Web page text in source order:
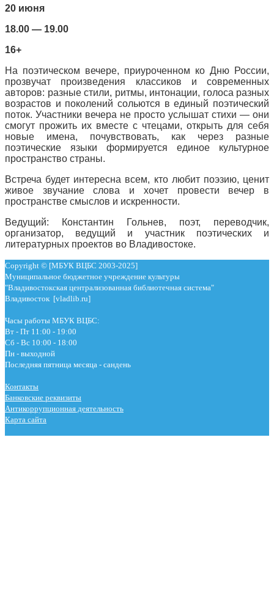
20 июня
18.00 — 19.00
16+
На поэтическом вечере, приуроченном ко Дню России,
прозвучат произведения классиков и современных
авторов: разные стили, ритмы, интонации, голоса разных
возрастов и поколений сольются в единый поэтический
поток. Участники вечера не просто услышат стихи — они
смогут прожить их вместе с чтецами, открыть для себя
новые имена, почувствовать, как через разные
поэтические языки формируется единое культурное
пространство страны.
Встреча будет интересна всем, кто любит поэзию, ценит
живое звучание слова и хочет провести вечер в
пространстве смыслов и искренности.
Ведущий: Константин Гольнев, поэт, переводчик,
организатор, ведущий и участник поэтических и
литературных проектов во Владивостоке.
Copyright © [МБУК ВЦБС 2003-2025]
Муниципальное бюджетное учреждение культуры
"Владивостокская централизованная библиотечная система"
Владивосток [vladlib.ru]
Часы работы МБУК ВЦБС:
Вт - Пт 11:00 - 19:00
Сб - Вс 10:00 - 18:00
Пн - выходной
Последняя пятница месяца - сандень
Контакты
Банковские реквизиты
Антикоррупционная деятельность
Карта сайта